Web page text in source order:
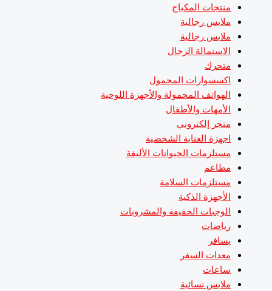
منتجات المكياج
ملابس رجالية
ملابس رجالية
الاستمالة الرجال
متحرك
اكسسوارات المحمول
الهواتف المحمولة والأجهزة اللوحية
الأمهات والأطفال
متجر إلكتروني
اجهزة العناية الشخصية
مستلزمات الحيوانات الأليفة
مطاعم
مستلزمات السلامة
الأجهزة الذكية
الوجبات الخفيفة والمشروبات
رياضات
يسافر
معدات السفر
ساعات
ملابس نسائية